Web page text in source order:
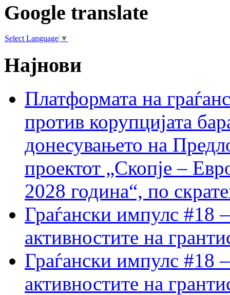
Google translate
Select Language ▼
Најнови
Платформата на
против корупцијата
донесувањето на
проектот „Скопје –
2028 година“, по
Граѓански импулс #18
активностите на
Граѓански импулс #18
активностите на